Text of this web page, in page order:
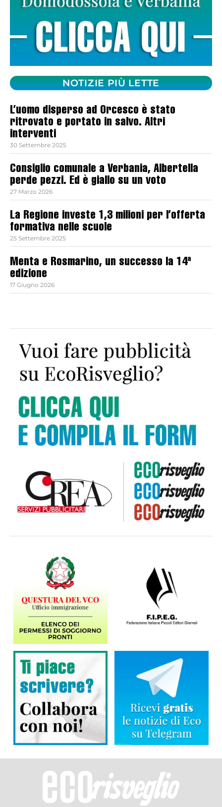
NOTIZIE PIÙ LETTE
L’uomo disperso ad Orcesco è stato
ritrovato e portato in salvo. Altri
interventi
30 Settembre 2025
Consiglio comunale a Verbania, Albertella
perde pezzi. Ed è giallo su un voto
27 Marzo 2026
La Regione investe 1,3 milioni per l’offerta
formativa nelle scuole
25 Settembre 2025
Menta e Rosmarino, un successo la 14ª
edizione
17 Giugno 2026